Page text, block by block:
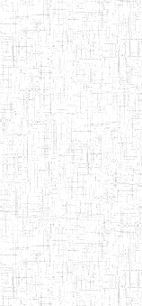
2012 ENIEG
2014 ENIEG
ENIET